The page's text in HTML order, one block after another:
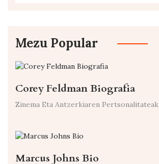
Mezu Popular
Corey Feldman Biografia
Zinema Eta Antzerkiaren Pertsonalitateak
Marcus Johns Bio